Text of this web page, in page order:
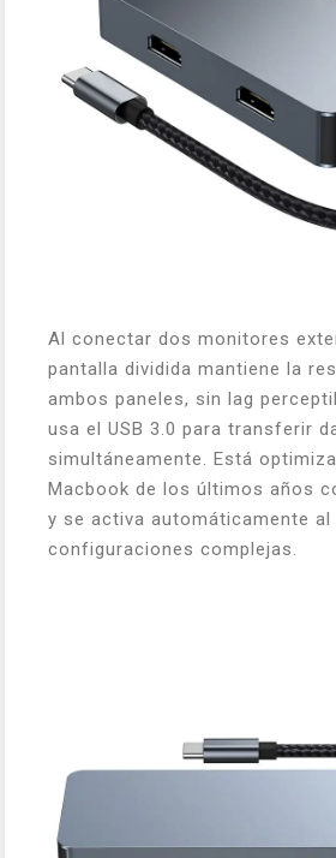
Al conectar dos monitores
pantalla dividida mantiene la
ambos paneles, sin lag
usa el USB 3.0 para transferir
simultáneamente. Está
Macbook de los últimos años
y se activa automáticamente
configuraciones complejas.